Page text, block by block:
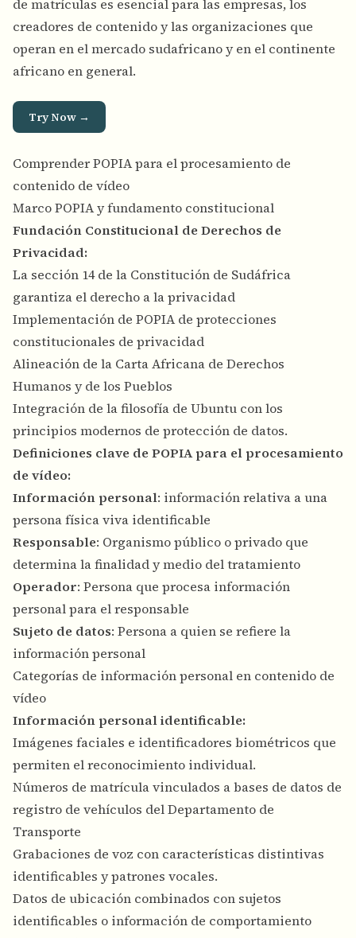
de matrículas es esencial para las empresas, los
creadores de contenido y las organizaciones que
operan en el mercado sudafricano y en el continente
africano en general.
Try Now →
Comprender POPIA para el procesamiento de
contenido de vídeo
Marco POPIA y fundamento constitucional
Fundación Constitucional de Derechos de
Privacidad:
La sección 14 de la Constitución de Sudáfrica
garantiza el derecho a la privacidad
Implementación de POPIA de protecciones
constitucionales de privacidad
Alineación de la Carta Africana de Derechos
Humanos y de los Pueblos
Integración de la filosofía de Ubuntu con los
principios modernos de protección de datos.
Definiciones clave de POPIA para el procesamiento
de vídeo:
Información personal: información relativa a una
persona física viva identificable
Responsable: Organismo público o privado que
determina la finalidad y medio del tratamiento
Operador: Persona que procesa información
personal para el responsable
Sujeto de datos: Persona a quien se refiere la
información personal
Categorías de información personal en contenido de
vídeo
Información personal identificable:
Imágenes faciales e identificadores biométricos que
permiten el reconocimiento individual.
Números de matrícula vinculados a bases de datos de
registro de vehículos del Departamento de
Transporte
Grabaciones de voz con características distintivas
identificables y patrones vocales.
Datos de ubicación combinados con sujetos
identificables o información de comportamiento